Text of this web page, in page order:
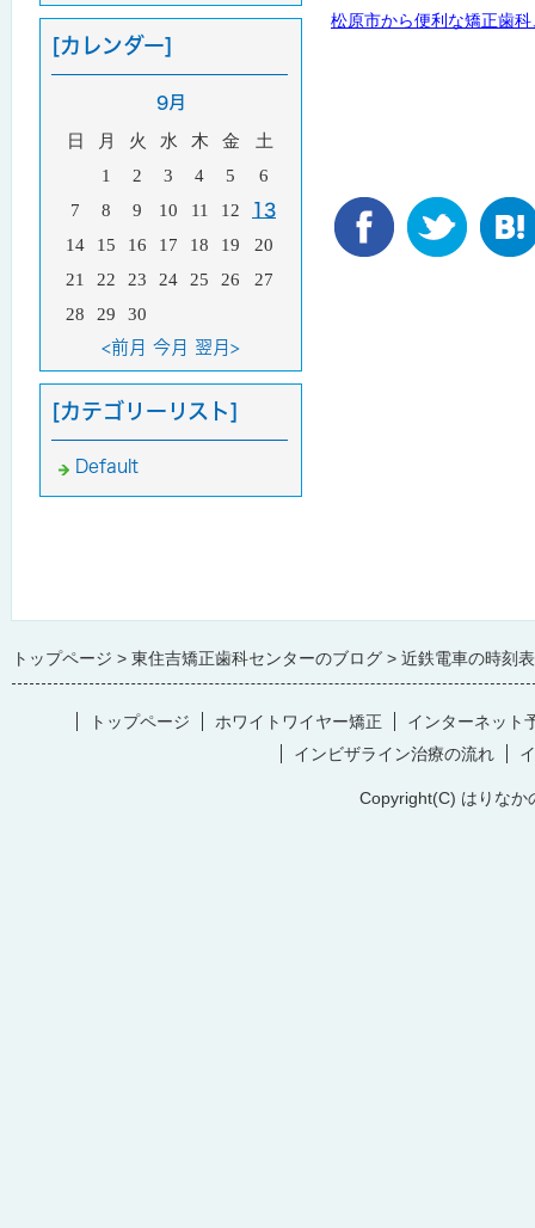
松原市から便利な矯正歯
[カレンダー]
9月
日 月 火 水 木 金
土
1
2 3 4 5
6
7
8 9 10 11 12 13
14 15 16 17 18 19
20
21
22 23 24 25 26
27
28
29 30
<前月 今月 翌月>
[カテゴリーリスト]
Default
トップページ 東住吉矯正歯科センターのブログ 近鉄電車の時刻
トップページ ホワイトワイヤー矯正
インターネット
インビザライン治療の流れ
Copyright(C) はりなか